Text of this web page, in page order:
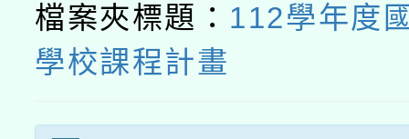
檔案夾標題： 112學年度
學校課程計畫